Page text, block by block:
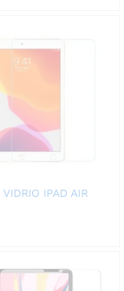
IPAD AIR